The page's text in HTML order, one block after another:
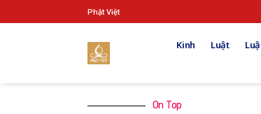
Phật Việt
Kinh Luật
On Top